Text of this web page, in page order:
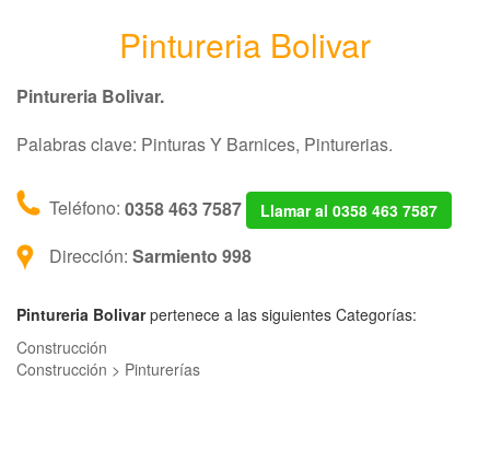
Pintureria Bolivar
Pintureria Bolivar.
Palabras clave: Pinturas Y Barnices, Pinturerias.
Teléfono: 0358 463 7587 Llamar al 0358 463 7587
Dirección: Sarmiento 998
Pintureria Bolivarpertenece a las siguientes Categorías:
Construcción
Construcción > Pinturerías